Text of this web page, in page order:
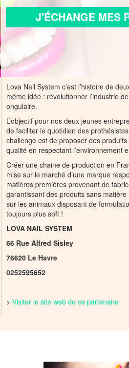
J'ÉCHANGE MES
Lova Nail System c’est l’histoire de
même idée : révolutionner l’industrie
ongulaire.
L’objectif pour nos deux jeunes
de faciliter le quotidien des
challenge est de proposer des
qualité en respectant l’environnement
Créer une chaine de production en
mise sur le marché d’une marque
matières premières provenant de
garantissant des produits sans
sur les animaux disposant de
toujours plus soft !
LOVA NAIL SYSTEM
66 Rue Alfred Sisley
76620 Le Havre
0252595652
> Visiter le site web de ce partenaire